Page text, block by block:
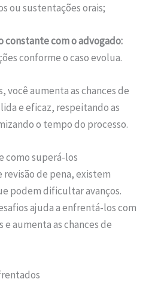
ou sustentações orais;
constante com o advogado:
conforme o caso evolua.
você aumenta as chances de
e eficaz, respeitando as
o tempo do processo.
como superá-los
revisão de pena, existem
podem dificultar avanços.
ajuda a enfrentá-los com
aumenta as chances de